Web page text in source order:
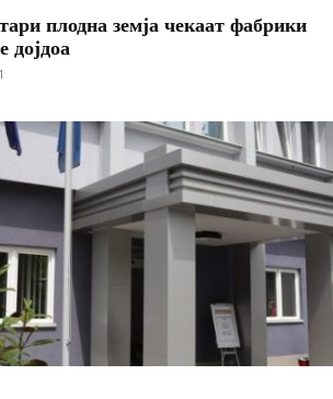
плодна земја чекаат фабрики
дојдоа